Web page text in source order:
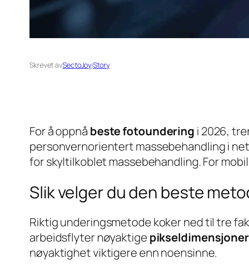
Skrevet avSectoJoyiStory
For å oppnå beste fotoundering i 2026,
personvernorientert massebehandling i
for skyltilkoblet massebehandling. For
Slik velger du den beste
Riktig underingsmetode koker ned til tre
arbeidsflyter nøyaktige
nøyaktighet viktigere enn noensinne.